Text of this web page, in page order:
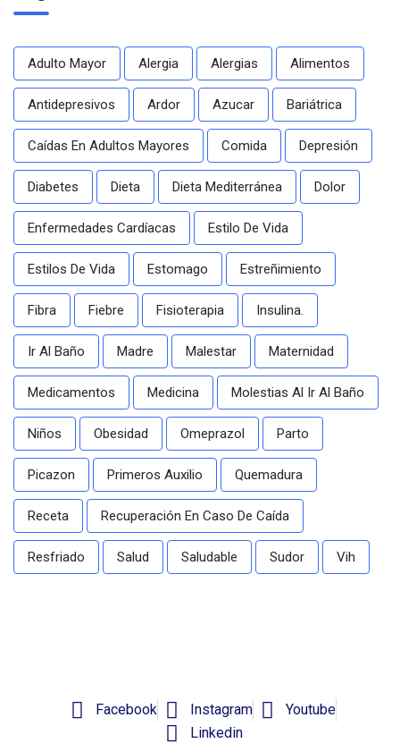
Adulto Mayor Alergia Alergias Alimentos
Antidepresivos Ardor Azucar Bariátrica
Caídas En Adultos Mayores Comida Depresión
Diabetes Dieta Dieta Mediterránea Dolor
Enfermedades Cardíacas Estilo De Vida
Estilos De Vida Estomago Estreñimiento
Fibra Fiebre Fisioterapia Insulina.
Ir Al Baño Madre Malestar Maternidad
Medicamentos Medicina Molestias Al Ir Al Baño
Niños Obesidad Omeprazol Parto
Picazon Primeros Auxilio Quemadura
Receta Recuperación En Caso De Caída
Resfriado Salud Saludable Sudor Vih
Facebook Instagram
Youtube
Linkedin